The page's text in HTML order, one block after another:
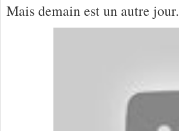
Mais demain est un autre jour.